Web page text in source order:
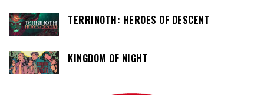
TERRINOTH: HEROES OF DESCENT
KINGDOM OF NIGHT